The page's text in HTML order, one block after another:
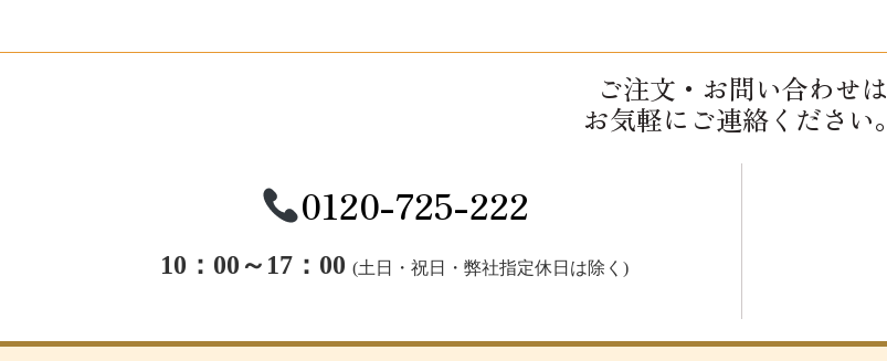
ご注文・お問い合わせは
お気軽にご連絡ください。
0120-725-222
10：00～17：00(土日・祝日・弊社指定休日は除く)